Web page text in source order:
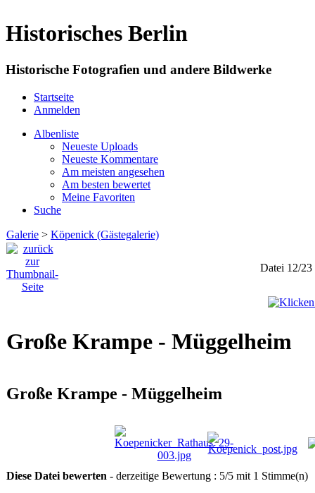
Historisches Berlin
Historische Fotografien und andere Bildwerke
Startseite
Anmelden
Albenliste
Neueste Uploads
Neueste Kommentare
Am meisten angesehen
Am besten bewertet
Meine Favoriten
Suche
Galerie > Köpenick (Gästegalerie)
Datei 12/23
Große Krampe - Müggelheim
Große Krampe - Müggelheim
Diese Datei bewerten - derzeitige Bewertung : 5/5 mit 1 Stimme(n)